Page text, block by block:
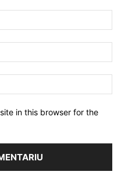
in this browser for the